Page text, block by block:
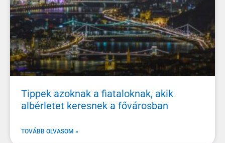
Tippek azoknak a fiataloknak, akik
albérletet keresnek a fővárosban
TOVÁBB OLVASOM »